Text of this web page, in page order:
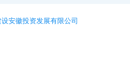
安徽投资发展有限公司